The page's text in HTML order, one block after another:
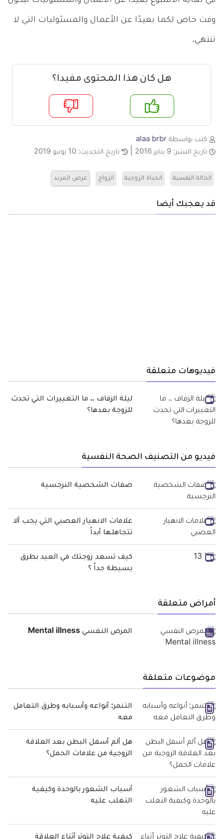
وقت خاص لكما بعيدًا عن الأعمال والمسئوليات التي لا
تنتهي.
هل كان هذا المحتوى مفيدا؟
لا
كتب بواسطة alaa brbr
تاريخ النشر: 9 يناير 2016 تاريخ التحديث: 10 يونيو 2019
الحالة النفسية الحياة الزوجية الزواج عرض المزيد
قد يعجبك أيضا
فيديوهات متعلقة
ليلة الزفاف .. ما التغييرات التي تحدث
للزوجة بعدها؟
فيديو من التصنيف الصحة النفسية
صفات الشخصية النرجسية
علامات الانهيار العصبي التي يجب ألا
تتجاهلها أبداً
كيف تسعد زوجتك في العيد بطرق
بسيطة جداً ؟
أمراض متعلقة
المرض النفسي Mental illness
موضوعات متعلقة
التنمر: أنواعه وأسبابه وطرق التعامل
معه
هل ألم أسفل البطن بعد العلاقة
الزوجية من علامات الحمل؟
أسباب الشعور بالوحدة وكيفية
التغلب عليه
كيفية علاج التوتر أثناء العلاقة